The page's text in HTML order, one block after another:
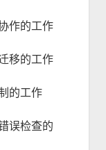
作的工作
移的工作
的工作
误检查的